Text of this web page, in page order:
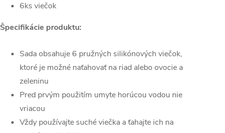
6ks viečok
Špecifikácie produktu:
Sada obsahuje 6 pružných silikónových viečok,
ktoré je možné naťahovať na riad alebo ovocie a
zeleninu
Pred prvým použitím umyte horúcou vodou nie
vriacou
Vždy používajte suché viečka a ťahajte ich na